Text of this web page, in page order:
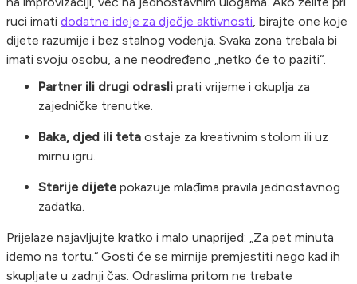
ruci imati dodatne ideje za dječje aktivnosti , birajte one koje
dijete razumije i bez stalnog vođenja. Svaka zona trebala bi
imati svoju osobu, a ne neodređeno „netko će to paziti“.
Partner ili drugi odrasli prati vrijeme i okuplja za
zajedničke trenutke.
Baka, djed ili teta ostaje za kreativnim stolom ili uz
mirnu igru.
Starije dijete pokazuje mlađima pravila jednostavnog
zadatka.
Prijelaze najavljujte kratko i malo unaprijed: „Za pet minuta
idemo na tortu.“ Gosti će se mirnije premjestiti nego kad ih
skupljate u zadnji čas. Odraslima pritom ne trebate